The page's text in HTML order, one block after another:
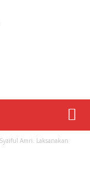
Amri. Laksanakan